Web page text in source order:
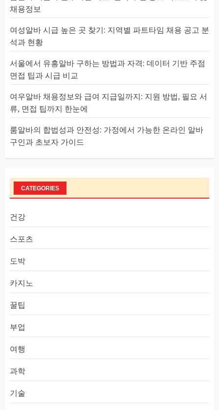
채용정보
여성알바 시급 높은 곳 찾기: 지역별 파트타임 채용 공고 분
석과 현황
서울에서 유흥알바 구하는 방법과 자격: 데이터 기반 주점
면접 팁과 시급 비교
여우알바 채용정보와 급여 지급일까지: 지원 방법, 필요 서
류, 면접 팁까지 한눈에
룸알바의 합법성과 안전성: 가정에서 가능한 온라인 알바
구인과 초보자 가이드
CATEGORIES
건강
스포츠
도박
카지노
꿀팁
부업
여행
과학
기술